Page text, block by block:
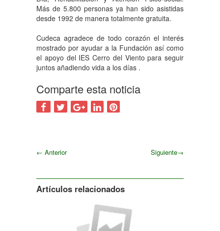
Más de 5.800 personas ya han sido asistidas
desde 1992 de manera totalmente gratuita.
Cudeca agradece de todo corazón el interés
mostrado por ayudar a la Fundación así como
el apoyo del IES Cerro del Viento para seguir
juntos añadiendo vida a los días .
Comparte esta noticia
← Anterior Siguiente→
Artículos relacionados